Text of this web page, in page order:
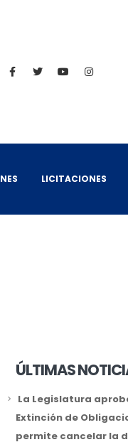
LICITACIONES
ÚLTIMAS
La Legislatura
Extinción de
permite cancelar la